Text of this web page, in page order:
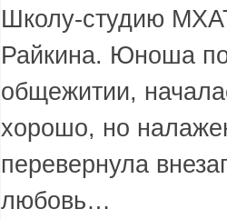
Школу-студию
Райкина. Юноша
общежитии,
хорошо, но
перевернула
любовь…